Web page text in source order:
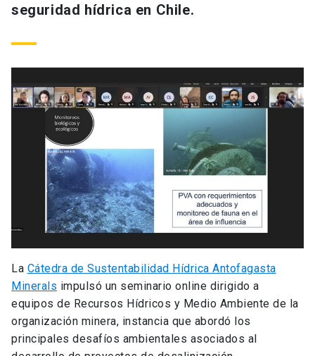
seguridad hídrica en Chile.
La Cátedra de Sustentabilidad Hídrica Antofagasta
Minerals impulsó un seminario online dirigido a
equipos de Recursos Hídricos y Medio Ambiente de la
organización minera, instancia que abordó los
principales desafíos ambientales asociados al